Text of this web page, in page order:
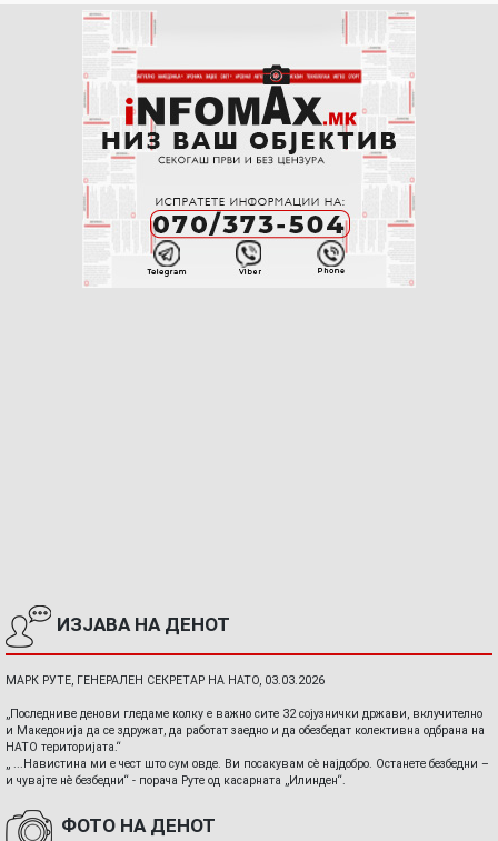
ИЗЈАВА НА ДЕНОТ
МАРК РУТЕ, ГЕНЕРАЛЕН СЕКРЕТАР НА НАТО, 03.03.2026
„Последниве денови гледаме колку е важно сите 32 сојузнички држави, вклучително
и Македонија да се здружат, да работат заедно и да обезбедат колективна одбрана на
НАТО територијата.“
„ ...Навистина ми е чест што сум овде. Ви посакувам сè најдобро. Останете безбедни –
и чувајте нè безбедни“ - порача Руте од касарната „Илинден“.
ФОТО НА ДЕНОТ